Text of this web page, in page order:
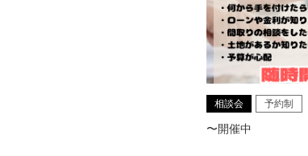
相談会 予約制
〜開催中